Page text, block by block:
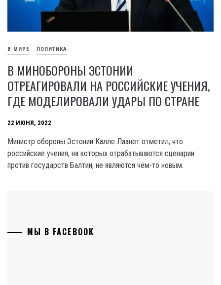
В МИРЕ ПОЛИТИКА
В МИНОБОРОНЫ ЭСТОНИИ
ОТРЕАГИРОВАЛИ НА РОССИЙСКИЕ УЧЕНИЯ,
ГДЕ МОДЕЛИРОВАЛИ УДАРЫ ПО СТРАНЕ
22 ИЮНЯ, 2022
Министр обороны Эстонии Калле Лаанет отметил, что
российские учения, на которых отрабатываются сценарии
против государств Балтии, не являются чем-то новым.
МЫ В FACEBOOK